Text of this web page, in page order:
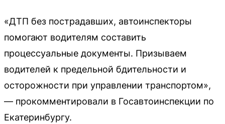
«ДТП без пострадавших, автоинспекторы
помогают водителям составить
процессуальные документы. Призываем
водителей к предельной бдительности и
осторожности при управлении транспортом»,
— прокомментировали в Госавтоинспекции по
Екатеринбургу.